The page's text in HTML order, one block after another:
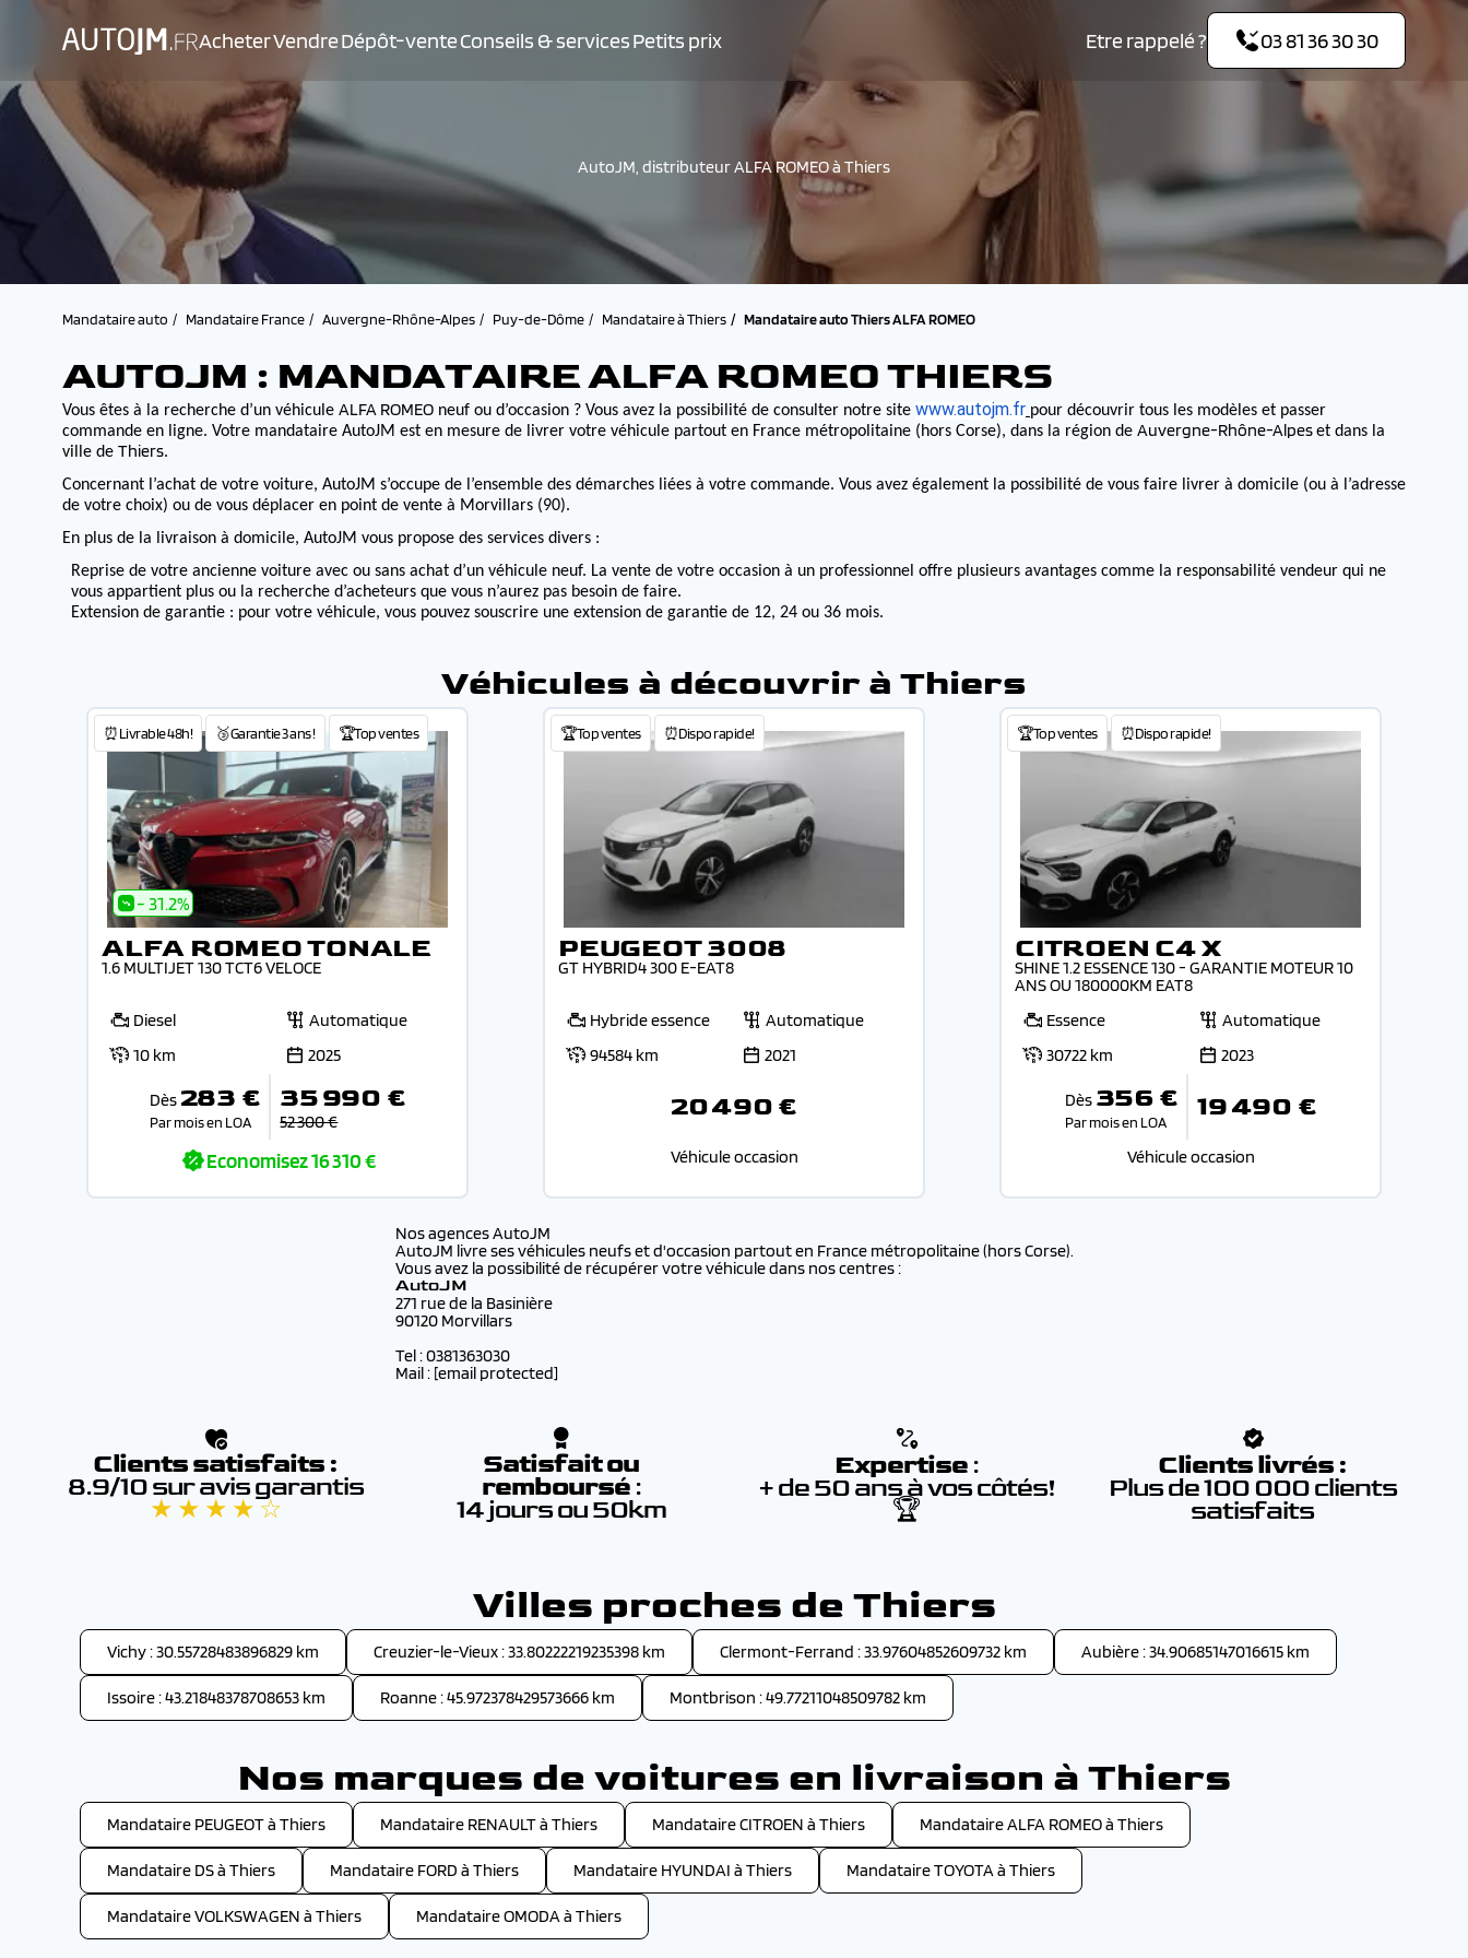
AcheterVendreDépôt-venteConseils & servicesPetits prix Etre rappelé ? 03 81 36 30 30
AutoJM, distributeur ALFA ROMEO à Thiers
Mandataire auto Mandataire France Auvergne-Rhône-Alpes Puy-de-Dôme Mandataire à Thiers Mandataire auto Thiers ALFA ROMEO
AUTOJM : MANDATAIRE ALFA ROMEO THIERS
Vous êtes à la recherche d’un véhicule ALFA ROMEO neuf ou d’occasion ? Vous avez la possibilité de consulter notre site www.autojm.fr pour découvrir tous les modèles et passer
commande en ligne. Votre mandataire AutoJM est en mesure de livrer votre véhicule partout en France métropolitaine (hors Corse), dans la région de Auvergne-Rhône-Alpeset dans la
ville de Thiers.
Concernant l’achat de votre voiture, AutoJM s’occupe de l’ensemble des démarches liées à votre commande. Vous avez également la possibilité de vous faire livrer à domicile (ou à l’adresse
de votre choix) ou de vous déplacer en point de vente à Morvillars (90).
En plus de la livraison à domicile, AutoJM vous propose des services divers :
Reprise de votre ancienne voiture avec ou sans achat d’un véhicule neuf. La vente de votre occasion à un professionnel offre plusieurs avantages comme la responsabilité vendeur qui ne
vous appartient plus ou la recherche d’acheteurs que vous n’aurez pas besoin de faire.
Extension de garantie : pour votre véhicule, vous pouvez souscrire une extension de garantie de 12, 24 ou 36 mois.
Véhicules à découvrir à Thiers
⏰Livrable 48h! 🥉Garantie 3 ans ! 🏆Top ventes
- 31.2%
ALFA ROMEO TONALE
1.6 MULTIJET 130 TCT6 VELOCE
Diesel
Automatique
10 km
2025
Dès 283 €
Par mois en LOA
35 990 €
52 300 €
Economisez16 310 €
🏆Top ventes ⏰Dispo rapide!
PEUGEOT 3008
GT HYBRID4 300 E-EAT8
Hybride essence
Automatique
94584 km
2021
20 490 €
Véhicule occasion
🏆Top ventes ⏰Dispo rapide!
CITROEN C4 X
SHINE 1.2 ESSENCE 130 - GARANTIE MOTEUR 10
ANS OU 180000KM EAT8
Essence
Automatique
30722 km
2023
Dès 356 €
Par mois en LOA 19 490 €
Véhicule occasion
Nos agences AutoJM
AutoJM livre ses véhicules neufs et d'occasion partout en France métropolitaine (hors Corse).
Vous avez la possibilité de récupérer votre véhicule dans nos centres :
AutoJM
271 rue de la Basinière
90120 Morvillars
Tel : 0381363030
Mail : [email protected]
Clients satisfaits :
8.9/10 sur avis garantis
★ ★ ★ ★ ☆
Satisfait ou
remboursé :
14 jours ou 50km
Expertise :
+ de 50 ans à vos côtés!
🏆
Clients livrés :
Plus de 100 000 clients
satisfaits
Villes proches de Thiers
Vichy : 30.55728483896829 km Creuzier-le-Vieux : 33.80222219235398 km Clermont-Ferrand : 33.97604852609732 km Aubière : 34.90685147016615 km
Issoire : 43.21848378708653 km Roanne : 45.972378429573666 km Montbrison : 49.77211048509782 km
Nos marques de voitures en livraison à Thiers
Mandataire PEUGEOT à Thiers Mandataire RENAULT à Thiers Mandataire CITROEN à Thiers Mandataire ALFA ROMEO à Thiers
Mandataire DS à Thiers Mandataire FORD à Thiers Mandataire HYUNDAI à Thiers Mandataire TOYOTA à Thiers
Mandataire VOLKSWAGEN à Thiers Mandataire OMODA à Thiers